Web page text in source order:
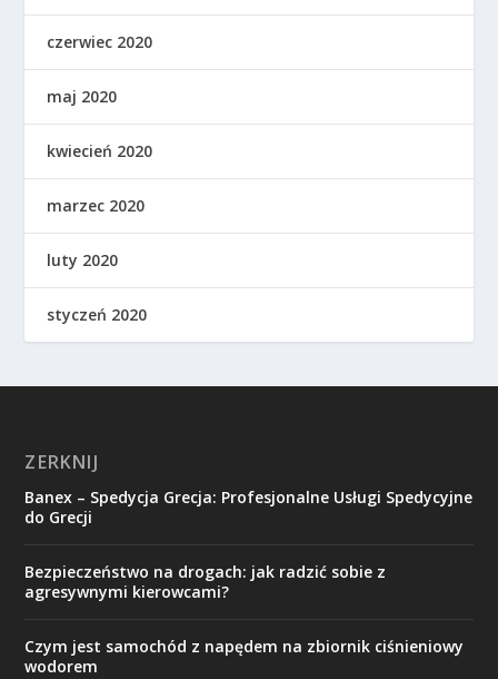
czerwiec 2020
maj 2020
kwiecień 2020
marzec 2020
luty 2020
styczeń 2020
ZERKNIJ
Banex – Spedycja Grecja: Profesjonalne Usługi Spedycyjne
do Grecji
Bezpieczeństwo na drogach: jak radzić sobie z
agresywnymi kierowcami?
Czym jest samochód z napędem na zbiornik ciśnieniowy
wodorem